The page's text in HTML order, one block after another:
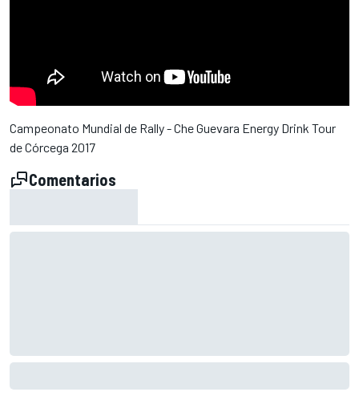
Campeonato Mundial de Rally - Che Guevara Energy Drink Tour
de Córcega 2017
Comentarios